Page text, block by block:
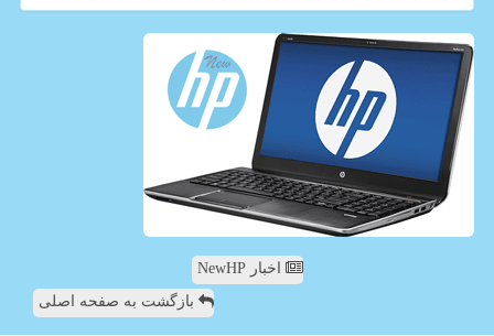
اخبار NewHP
بازگشت به صفحه اصلی